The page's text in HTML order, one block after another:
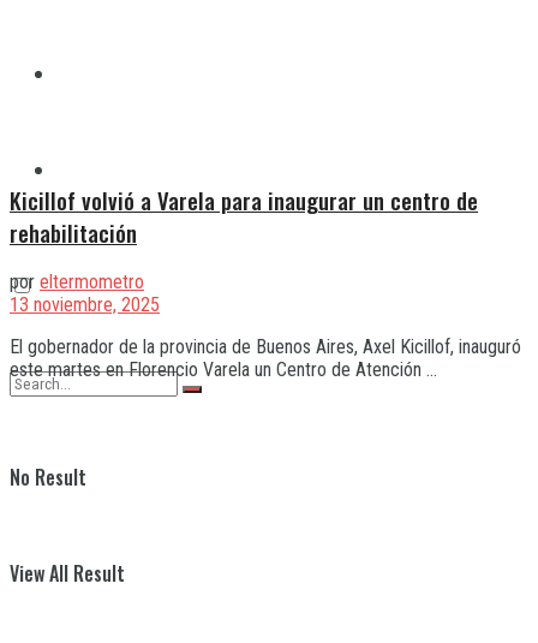
No Result
View All Result
Kicillof volvió a Varela para inaugurar un centro de
rehabilitación
por eltermometro
13 noviembre, 2025
El gobernador de la provincia de Buenos Aires, Axel Kicillof, inauguró
este martes en Florencio Varela un Centro de Atención ...